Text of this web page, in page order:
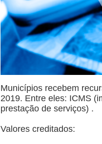
Municípios recebem
2019. Entre eles: ICMS
prestação de serviços) .
Valores creditados: